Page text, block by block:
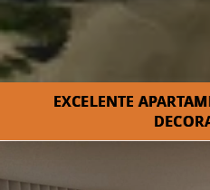
EXCELENTE